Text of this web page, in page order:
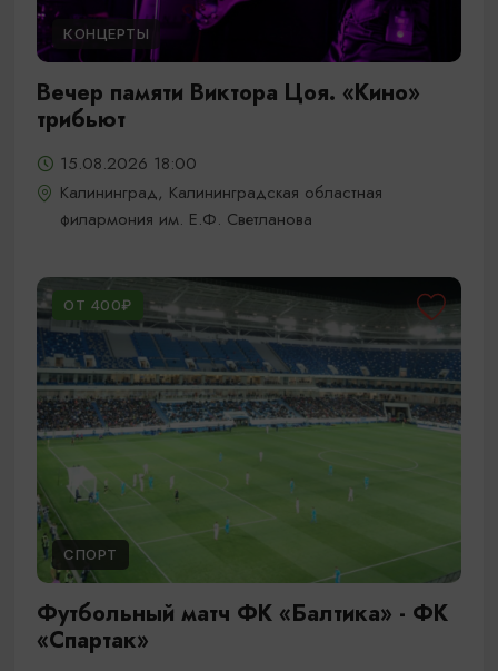
КОНЦЕРТЫ
Вечер памяти Виктора Цоя. «Кино»
трибьют
15.08.2026 18:00
Калининград, Калининградская областная
филармония им. Е.Ф. Светланова
ОТ 400₽
СПОРТ
Футбольный матч ФК «Балтика» - ФК
«Спартак»